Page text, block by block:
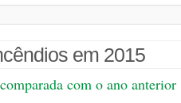
em 2015
com o ano anterior